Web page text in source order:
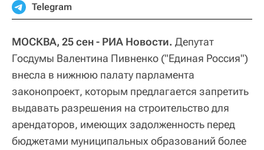
Telegram
МОСКВА, 25 сен - РИА Новости. Депутат
Госдумы Валентина Пивненко ("Единая Россия")
внесла в нижнюю палату парламента
законопроект, которым предлагается запретить
выдавать разрешения на строительство для
арендаторов, имеющих задолженность перед
бюджетами муниципальных образований более